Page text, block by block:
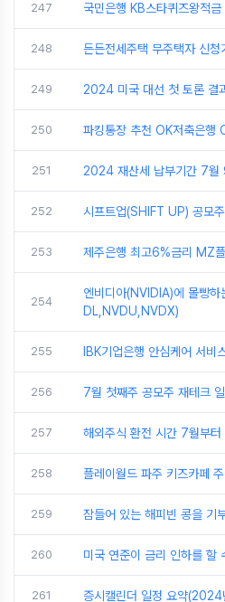
247 국민은행 KB스타퀴즈왕적
248 든든전세주택 무주택자 신청
249 2024 미국 대선 첫 토론 결
250 파킹통장 추천 OK저축은행
251 2024 재산세 납부기간 7월
252 시프트업(SHIFT UP) 공모
253 제주은행 최고6%금리 MZ
254
엔비디아(NVIDIA)에 몰빵
DL,NVDU,NVDX)
255 IBK기업은행 안심케어 서비
256 7월 첫째주 공모주 재테크
257 해외주식 환전 시간 7월부
258 플레이월드 파주 키즈카페
259 잠들어 있는 해피빈 콩을 기
260 미국 연준이 금리 인하를 할
261 증시캘린더 일정 요약